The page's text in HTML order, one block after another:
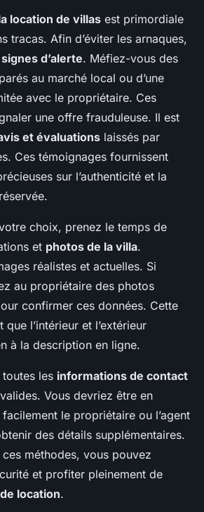
location de villas est primordiale
tracas. Afin d’éviter les arnaques,
signes d’alerte. Méfiez-vous des
au marché local ou d’une
avec le propriétaire. Ces
une offre frauduleuse. Il est
et évaluations laissés par
Ces témoignages fournissent
sur l’authenticité et la
choix, prenez le temps de
et photos de la villa.
réalistes et actuelles. Si
au propriétaire des photos
confirmer ces données. Cette
l’intérieur et l’extérieur
à la description en ligne.
les informations de contact
Vous devriez être en
le propriétaire ou l’agent
des détails supplémentaires.
méthodes, vous pouvez
et profiter pleinement de
location.